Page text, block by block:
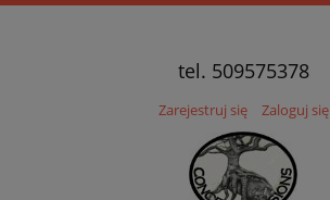
tel. 509575378
Zarejestruj się Zaloguj się